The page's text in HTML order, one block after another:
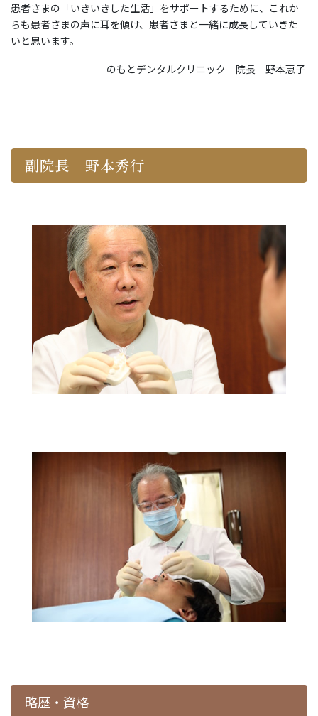
患者さまの「いきいきした生活」をサポートするために、これか
らも患者さまの声に耳を傾け、患者さまと一緒に成長していきた
いと思います。
のもとデンタルクリニック 院長 野本恵子
副院長 野本秀行
略歴・資格